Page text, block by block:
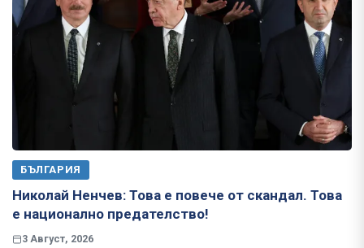
БЪЛГАРИЯ
Николай Ненчев: Това е повече от скандал. Това
е национално предателство!
3 Август, 2026